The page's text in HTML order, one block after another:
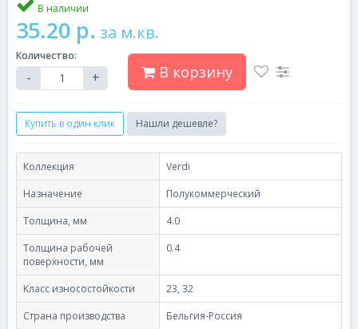
В наличии
35.20 р. за м.кв.
Количество:
- + В корзину
Купить в один клик Нашли дешевле?
Коллекция
Verdi
Назначение
Полукоммерческий
Толщина, мм
4.0
Толщина рабочей
поверхности, мм
0.4
Класс износостойкости
23, 32
Страна производства
Бельгия-Россия